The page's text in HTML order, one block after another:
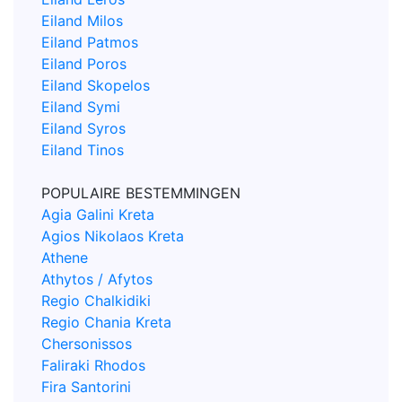
Eiland Milos
Eiland Patmos
Eiland Poros
Eiland Skopelos
Eiland Symi
Eiland Syros
Eiland Tinos
POPULAIRE BESTEMMINGEN
Agia Galini Kreta
Agios Nikolaos Kreta
Athene
Athytos / Afytos
Regio Chalkidiki
Regio Chania Kreta
Chersonissos
Faliraki Rhodos
Fira Santorini